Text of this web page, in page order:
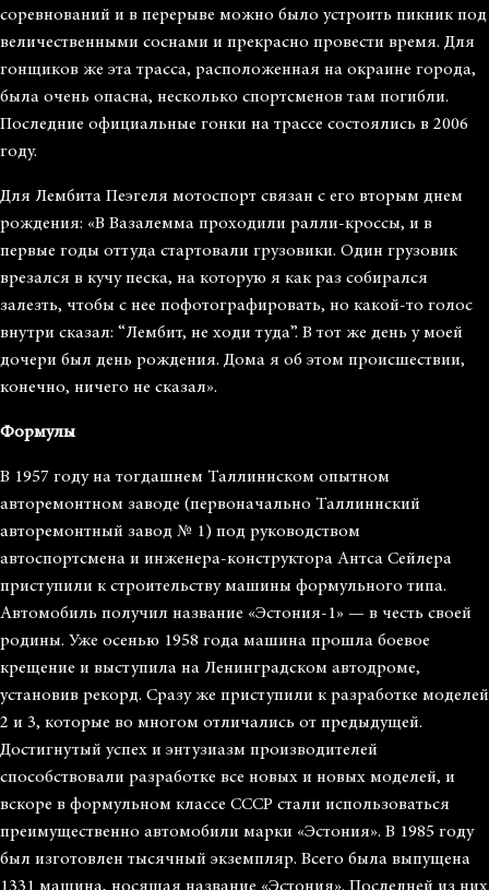
соревнований и в перерыве можно было устроить пикник под
величественными соснами и прекрасно провести время. Для
гонщиков же эта трасса, расположенная на окраине города,
была очень опасна, несколько спортсменов там погибли.
Последние официальные гонки на трассе состоялись в 2006
году.
Для Лембита Пеэгеля мотоспорт связан с его вторым днем ​​
рождения: «В Вазалемма проходили ралли-кроссы, и в
первые годы оттуда стартовали грузовики. Один грузовик
врезался в кучу песка, на которую я как раз собирался
залезть, чтобы с нее пофотографировать, но какой-то голос
внутри сказал: “Лембит, не ходи туда”. В тот же день у моей
дочери был день рождения. Дома я об этом происшествии,
конечно, ничего не сказал».
Формулы
В 1957 году на тогдашнем Таллиннском опытном
авторемонтном заводе (первоначально Таллиннский
авторемонтный завод № 1) под руководством
автоспортсмена и инженера-конструктора Антса Сейлера
приступили к строительству машины формульного типа.
Автомобиль получил название «Эстония-1» — в честь своей
родины. Уже осенью 1958 года машина прошла боевое
крещение и выступила на Ленинградском автодроме,
установив рекорд. Сразу же приступили к разработке моделей
2 и 3, которые во многом отличались от предыдущей.
Достигнутый успех и энтузиазм производителей
способствовали разработке все новых и новых моделей, и
вскоре в формульном классе СССР стали использоваться
преимущественно автомобили марки «Эстония». В 1985 году
был изготовлен тысячный экземпляр. Всего была выпущена